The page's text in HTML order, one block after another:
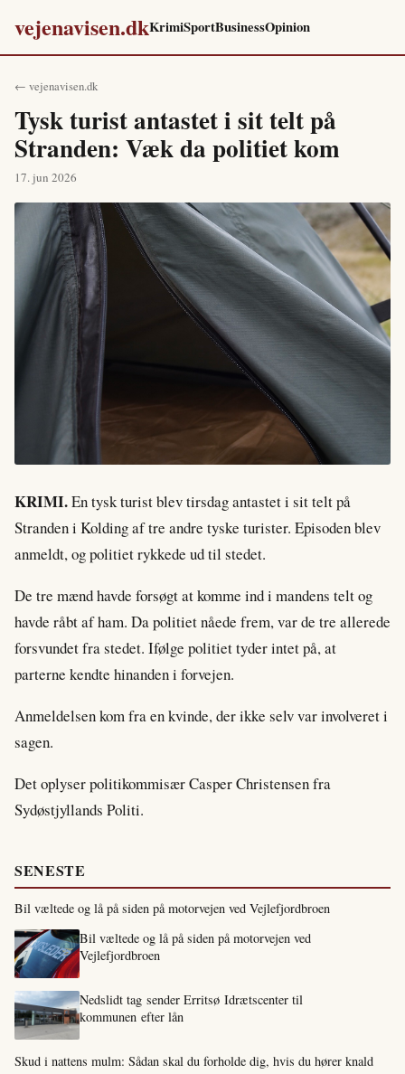
vejenavisen.dkKrimiSportBusinessOpinion
← vejenavisen.dk
Tysk turist antastet i sit telt på
Stranden: Væk da politiet kom
17. jun 2026
KRIMI.En tysk turist blev tirsdag antastet i sit telt på
Stranden i Kolding af tre andre tyske turister. Episoden blev
anmeldt, og politiet rykkede ud til stedet.
De tre mænd havde forsøgt at komme ind i mandens telt og
havde råbt af ham. Da politiet nåede frem, var de tre allerede
forsvundet fra stedet. Ifølge politiet tyder intet på, at
parterne kendte hinanden i forvejen.
Anmeldelsen kom fra en kvinde, der ikke selv var involveret i
sagen.
Det oplyser politikommisær Casper Christensen fra
Sydøstjyllands Politi.
SENESTE
Bil væltede og lå på siden på motorvejen ved Vejlefjordbroen
Bil væltede og lå på siden på motorvejen ved
Vejlefjordbroen
Nedslidt tag sender Erritsø Idrætscenter til
kommunen efter lån
Skud i nattens mulm: Sådan skal du forholde dig, hvis du hører knald